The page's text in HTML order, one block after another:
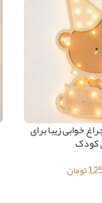
خوابی زیبا برای
کودک
تومان